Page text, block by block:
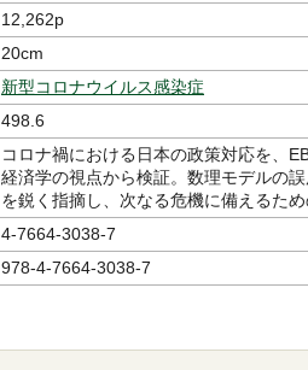
12,262p
20cm
新型コロナウイルス感染症
498.6
コロナ禍における日本の政策対応を、
経済学の視点から検証。数理モデルの
を鋭く指摘し、次なる危機に備えるた
4-7664-3038-7
978-4-7664-3038-7